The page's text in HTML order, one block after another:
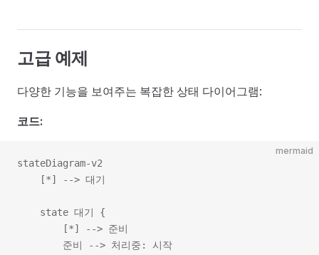
고급 예제
다양한 기능을 보여주는 복잡한 상태 다이어그램:
코드:
mermaid
stateDiagram-v2
    [*] --> 대기
    state 대기 {
        [*] --> 준비
        준비 --> 처리중: 시작